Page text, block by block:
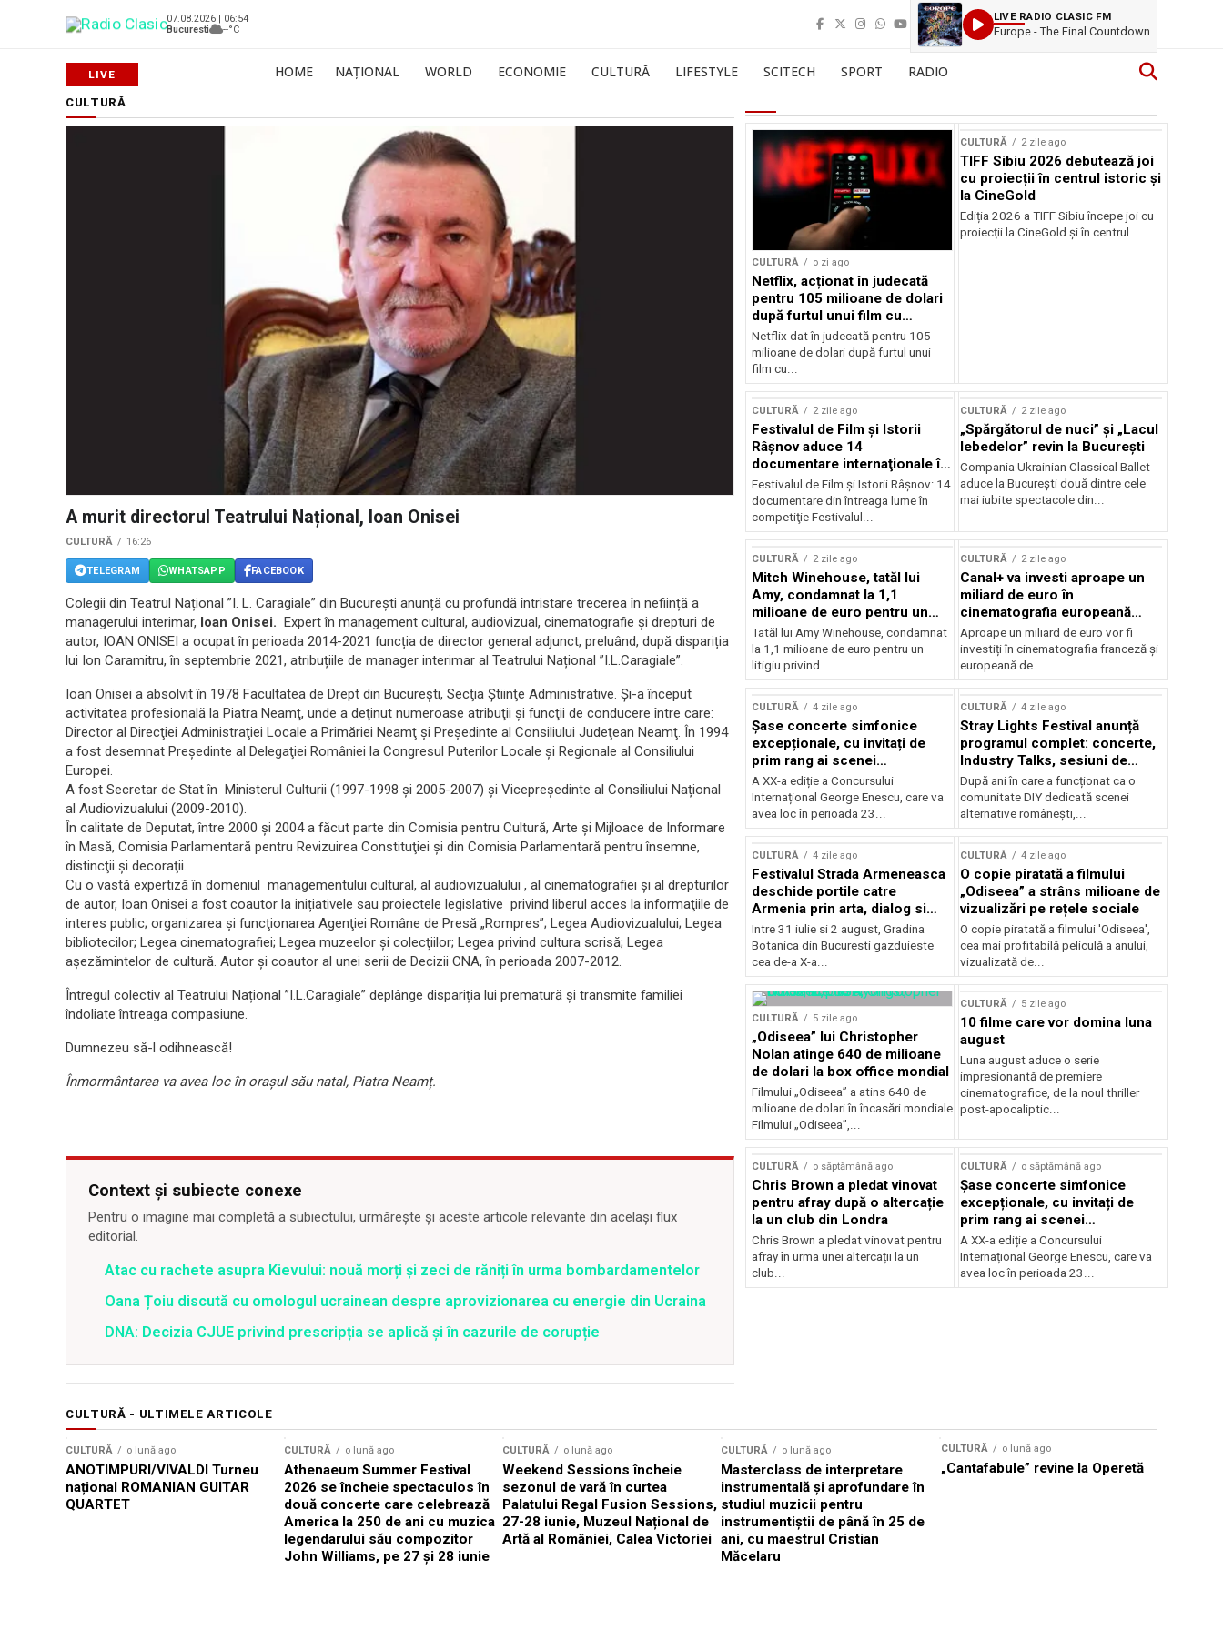
07.08.2026 | 06:54
Bucuresti
--°C
LIVE RADIO CLASIC FM
Europe - The Final Countdown
HOME NAȚIONAL WORLD ECONOMIE CULTURĂ LIFESTYLE SCITECH SPORT RADIO
CULTURĂ
A murit directorul Teatrului Național, Ioan Onisei
CULTURĂ 16:26
TELEGRAM WHATSAPP FACEBOOK
Colegii din Teatrul Național ”I. L. Caragiale” din București anunță cu profundă întristare trecerea în neființă a
managerului interimar, Ioan Onisei. Expert în management cultural, audiovizual, cinematografie și drepturi de
autor, IOAN ONISEI a ocupat în perioada 2014-2021 funcția de director general adjunct, preluând, după dispariția
lui Ion Caramitru, în septembrie 2021, atribuțiile de manager interimar al Teatrului Național ”I.L.Caragiale”.
Ioan Onisei a absolvit în 1978 Facultatea de Drept din Bucureşti, Secţia Ştiinţe Administrative. Şi-a început
activitatea profesională la Piatra Neamţ, unde a deţinut numeroase atribuţii şi funcţii de conducere între care:
Director al Direcţiei Administraţiei Locale a Primăriei Neamţ şi Preşedinte al Consiliului Judeţean Neamţ. În 1994
a fost desemnat Preşedinte al Delegaţiei României la Congresul Puterilor Locale şi Regionale al Consiliului
Europei.
A fost Secretar de Stat în Ministerul Culturii (1997-1998 și 2005-2007) și Vicepreședinte al Consiliului Național
al Audiovizualului (2009-2010).
În calitate de Deputat, între 2000 şi 2004 a făcut parte din Comisia pentru Cultură, Arte şi Mijloace de Informare
în Masă, Comisia Parlamentară pentru Revizuirea Constituţiei şi din Comisia Parlamentară pentru însemne,
distincţii şi decoraţii.
Cu o vastă expertiză în domeniul managementului cultural, al audiovizualului , al cinematografiei și al drepturilor
de autor, Ioan Onisei a fost coautor la inițiativele sau proiectele legislative privind liberul acces la informaţiile de
interes public; organizarea şi funcţionarea Agenţiei Române de Presă „Rompres”; Legea Audiovizualului; Legea
bibliotecilor; Legea cinematografiei; Legea muzeelor şi colecţiilor; Legea privind cultura scrisă; Legea
aşezămintelor de cultură. Autor şi coautor al unei serii de Decizii CNA, în perioada 2007-2012.
Întregul colectiv al Teatrului Național ”I.L.Caragiale” deplânge dispariția lui prematură și transmite familiei
îndoliate întreaga compasiune.
Dumnezeu să-l odihnească!
Înmormântarea va avea loc în orașul său natal, Piatra Neamț.
Context și subiecte conexe
Pentru o imagine mai completă a subiectului, urmărește și aceste articole relevante din același flux
editorial.
Atac cu rachete asupra Kievului: nouă morți și zeci de răniți în urma bombardamentelor
Oana Țoiu discută cu omologul ucrainean despre aprovizionarea cu energie din Ucraina
DNA: Decizia CJUE privind prescripția se aplică și în cazurile de corupție
CULTURĂ o zi ago
Netflix, acționat în judecată
pentru 105 milioane de dolari
după furtul unui film cu
Nicolas Cage
Netflix dat în judecată pentru 105
milioane de dolari după furtul unui
film cu...
CULTURĂ 2 zile ago
TIFF Sibiu 2026 debutează joi
cu proiecții în centrul istoric și
la CineGold
Ediția 2026 a TIFF Sibiu începe joi cu
proiecții la CineGold și în centrul...
CULTURĂ 2 zile ago
Festivalul de Film şi Istorii
Râşnov aduce 14
documentare internaţionale în
premieră
Festivalul de Film şi Istorii Râşnov: 14
documentare din întreaga lume în
competiţie Festivalul...
CULTURĂ 2 zile ago
„Spărgătorul de nuci” și „Lacul
lebedelor” revin la București
Compania Ukrainian Classical Ballet
aduce la București două dintre cele
mai iubite spectacole din...
CULTURĂ 2 zile ago
Mitch Winehouse, tatăl lui
Amy, condamnat la 1,1
milioane de euro pentru un
litigiu pierdut
Tatăl lui Amy Winehouse, condamnat
la 1,1 milioane de euro pentru un
litigiu privind...
CULTURĂ 2 zile ago
Canal+ va investi aproape un
miliard de euro în
cinematografia europeană
până în 2032
Aproape un miliard de euro vor fi
investiți în cinematografia franceză și
europeană de...
CULTURĂ 4 zile ago
Șase concerte simfonice
excepționale, cu invitați de
prim rang ai scenei
internaționale și ansambluri
orchestrale românești de
prestigiu, în programul
Concursului Enescu 2026
A XX-a ediție a Concursului
Internațional George Enescu, care va
avea loc în perioada 23...
CULTURĂ 4 zile ago
Stray Lights Festival anunță
programul complet: concerte,
Industry Talks, sesiuni de
audiție și noi opțiuni de
participare pentru public
După ani în care a funcționat ca o
comunitate DIY dedicată scenei
alternative românești,...
CULTURĂ 4 zile ago
Festivalul Strada Armeneasca
deschide portile catre
Armenia prin arta, dialog si
patrimoniu, intre 31 iulie si 2
august, la Gradina Botanica din
Bucuresti
Intre 31 iulie si 2 august, Gradina
Botanica din Bucuresti gazduieste
cea de-a X-a...
CULTURĂ 4 zile ago
O copie piratată a filmului
„Odiseea” a strâns milioane de
vizualizări pe rețele sociale
O copie piratată a filmului 'Odiseea',
cea mai profitabilă peliculă a anului,
vizualizată de...
CULTURĂ 5 zile ago
„Odiseea” lui Christopher
Nolan atinge 640 de milioane
de dolari la box office mondial
Filmului „Odiseea” a atins 640 de
milioane de dolari în încasări mondiale
Filmului „Odiseea”,...
CULTURĂ 5 zile ago
10 filme care vor domina luna
august
Luna august aduce o serie
impresionantă de premiere
cinematografice, de la noul thriller
post-apocaliptic...
CULTURĂ o săptămână ago
Chris Brown a pledat vinovat
pentru afray după o altercație
la un club din Londra
Chris Brown a pledat vinovat pentru
afray în urma unei altercații la un
club...
CULTURĂ o săptămână ago
Șase concerte simfonice
excepționale, cu invitați de
prim rang ai scenei
internaționale și ansambluri
orchestrale românești de
prestigiu, în programul
Concursului Enescu 2026
A XX-a ediție a Concursului
Internațional George Enescu, care va
avea loc în perioada 23...
CULTURĂ - ULTIMELE ARTICOLE
CULTURĂ o lună ago
ANOTIMPURI/VIVALDI Turneu
național ROMANIAN GUITAR
QUARTET
CULTURĂ o lună ago
Athenaeum Summer Festival
2026 se încheie spectaculos în
două concerte care celebrează
America la 250 de ani cu muzica
legendarului său compozitor
John Williams, pe 27 și 28 iunie
CULTURĂ o lună ago
Weekend Sessions încheie
sezonul de vară în curtea
Palatului Regal Fusion Sessions,
27-28 iunie, Muzeul Național de
Artă al României, Calea Victoriei
CULTURĂ o lună ago
Masterclass de interpretare
instrumentală și aprofundare în
studiul muzicii pentru
instrumentiștii de până în 25 de
ani, cu maestrul Cristian
Măcelaru
CULTURĂ o lună ago
„Cantafabule” revine la Operetă